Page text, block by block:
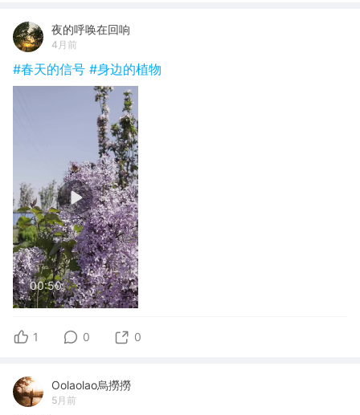
夜的呼唤在回响
4月前
#春天的信号 #身边的植物
00:50
1 0 0
Oolaolao烏撈撈
5月前